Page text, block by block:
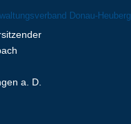
Donau-Heuberg
a. D.